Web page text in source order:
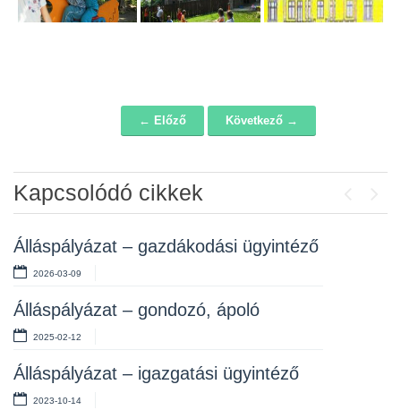
← Előző Következő →
Kapcsolódó cikkek
Álláspályázat – gazdákodási ügyintéző
2026-03-09
Álláspályázat – gondozó, ápoló
2025-02-12
Álláspályázat – igazgatási ügyintéző
2023-10-14
Álláspályázat – Gazdálkodási
Ügyintéző